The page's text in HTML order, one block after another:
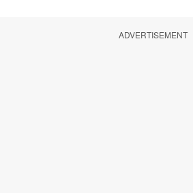
ADVERTISEMENT